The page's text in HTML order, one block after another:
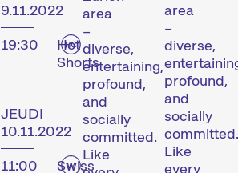
9.11.2022
19:30
Hot
Shorts
JEUDI
10.11.2022
11:00
Swiss
area
–
diverse,
entertaining,
profound,
and
socially
committed.
Like
area
–
diverse,
profound,
and
socially
committed.
Like
every